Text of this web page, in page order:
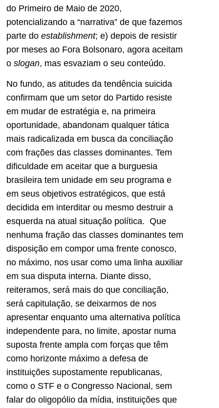
do Primeiro de Maio de 2020,
potencializando a “narrativa” de que fazemos
parte do establishment; e) depois de resistir
por meses ao Fora Bolsonaro, agora aceitam
o slogan, mas esvaziam o seu conteúdo.
No fundo, as atitudes da tendência suicida
confirmam que um setor do Partido resiste
em mudar de estratégia e, na primeira
oportunidade, abandonam qualquer tática
mais radicalizada em busca da conciliação
com frações das classes dominantes. Tem
dificuldade em aceitar que a burguesia
brasileira tem unidade em seu programa e
em seus objetivos estratégicos, que está
decidida em interditar ou mesmo destruir a
esquerda na atual situação política. Que
nenhuma fração das classes dominantes tem
disposição em compor uma frente conosco,
no máximo, nos usar como uma linha auxiliar
em sua disputa interna. Diante disso,
reiteramos, será mais do que conciliação,
será capitulação, se deixarmos de nos
apresentar enquanto uma alternativa política
independente para, no limite, apostar numa
suposta frente ampla com forças que têm
como horizonte máximo a defesa de
instituições supostamente republicanas,
como o STF e o Congresso Nacional, sem
falar do oligopólio da mídia, instituições que